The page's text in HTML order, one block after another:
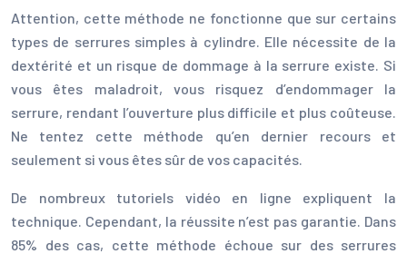
Attention, cette méthode ne fonctionne que sur certains
types de serrures simples à cylindre. Elle nécessite de la
dextérité et un risque de dommage à la serrure existe. Si
vous êtes maladroit, vous risquez d’endommager la
serrure, rendant l’ouverture plus difficile et plus coûteuse.
Ne tentez cette méthode qu’en dernier recours et
seulement si vous êtes sûr de vos capacités.
De nombreux tutoriels vidéo en ligne expliquent la
technique. Cependant, la réussite n’est pas garantie. Dans
85% des cas, cette méthode échoue sur des serrures